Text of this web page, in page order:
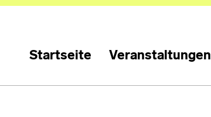
Startseite Veranstaltungen